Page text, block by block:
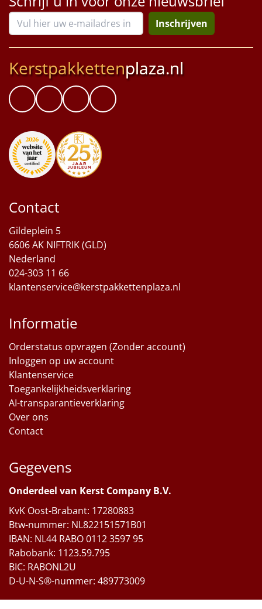
Inschrijven
Kerstpakkettenplaza.nl
Contact
Gildeplein 5
6606 AK NIFTRIK (GLD)
Nederland
024-303 11 66
klantenservice@kerstpakkettenplaza.nl
Informatie
Orderstatus opvragen (Zonder account)
Inloggen op uw account
Klantenservice
Toegankelijkheidsverklaring
AI-transparantieverklaring
Over ons
Contact
Gegevens
Onderdeel van Kerst Company B.V.
KvK Oost-Brabant: 17280883
Btw-nummer: NL822151571B01
IBAN: NL44 RABO 0112 3597 95
Rabobank: 1123.59.795
BIC: RABONL2U
D-U-N-S®-nummer: 489773009